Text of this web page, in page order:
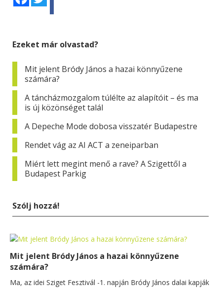
Ezeket már olvastad?
Mit jelent Bródy János a hazai könnyűzene
számára?
A táncházmozgalom túlélte az alapítóit – és ma
is új közönséget talál
A Depeche Mode dobosa visszatér Budapestre
Rendet vág az AI ACT a zeneiparban
Miért lett megint menő a rave? A Szigettől a
Budapest Parkig
Szólj hozzá!
Mit jelent Bródy János a hazai könnyűzene
számára?
Ma, az idei Sziget Fesztivál -1. napján Bródy János dalai kapják